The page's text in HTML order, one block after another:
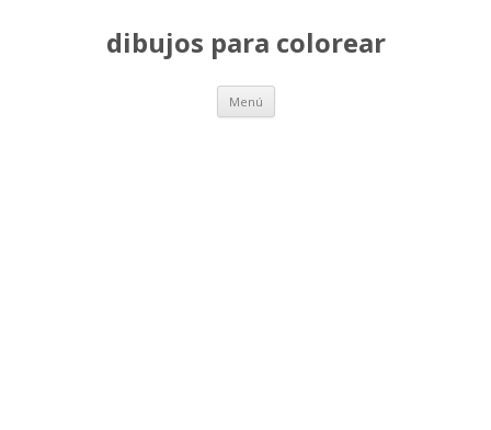
dibujos para colorear
Menú Saltar
contenido